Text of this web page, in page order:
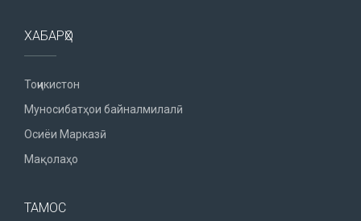
ХАБАРҲО
Тоҷикистон
Муносибатҳои байналмилалӣ
Осиёи Марказӣ
Мақолаҳо
ТАМОС